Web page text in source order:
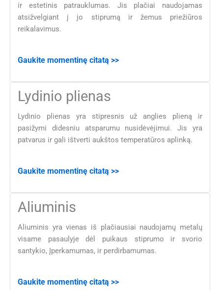
ir estetinis patrauklumas. Jis plačiai naudojamas
atsižvelgiant į jo stiprumą ir žemus priežiūros
reikalavimus.
Gaukite momentinę citatą >>
Lydinio plienas
Lydinio plienas yra stipresnis už anglies plieną ir
pasižymi didesniu atsparumu nusidėvėjimui. Jis yra
patvarus ir gali ištverti aukštos temperatūros aplinką.
Gaukite momentinę citatą >>
Aliuminis
Aliuminis yra vienas iš plačiausiai naudojamų metalų
visame pasaulyje dėl puikaus stiprumo ir svorio
santykio, Įperkamumas, ir perdirbamumas.
Gaukite momentinę citatą >>